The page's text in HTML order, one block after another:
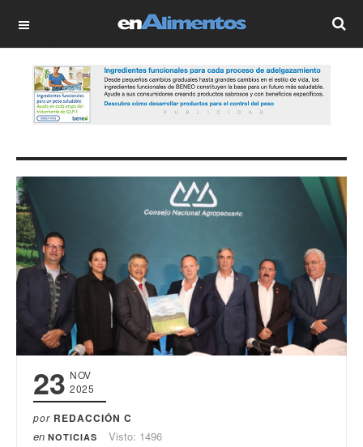
OFF CANVAS
23 NOV
2025
por REDACCIÓN C
en NOTICIAS Visto: 1496